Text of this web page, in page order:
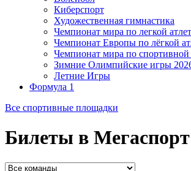
Киберспорт
Художественная гимнастика
Чемпионат мира по легкой
Чемпионат Европы по лёгкой
Чемпионат мира по спортивной
Зимние Олимпийские игры
Летние Игры
Формула 1
Все спортивные площадки
Билеты в Мегаспорт